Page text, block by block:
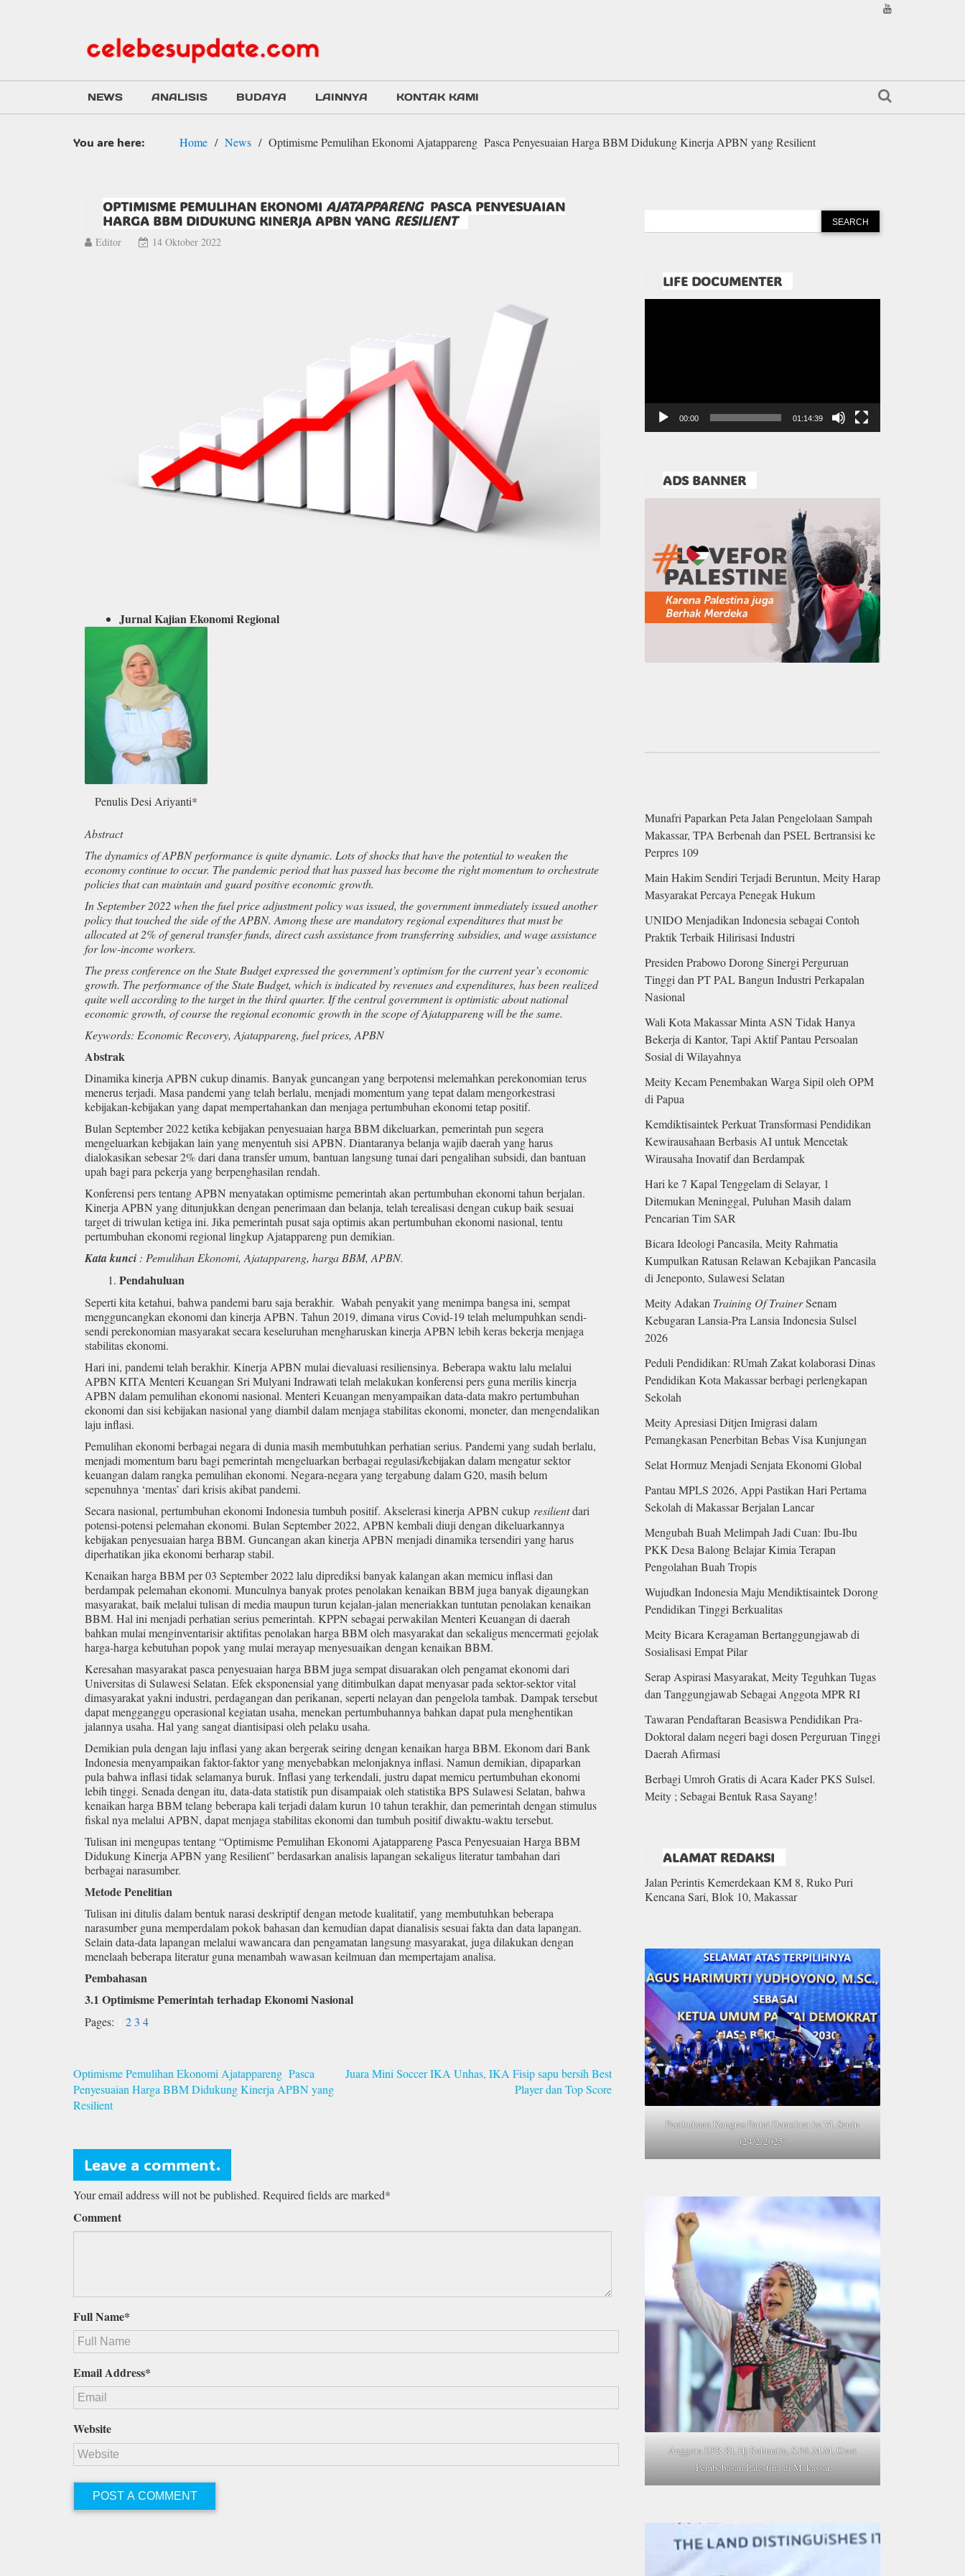
NEWS ANALISIS BUDAYA LAINNYA KONTAK KAMI
You are here: Home News Optimisme Pemulihan Ekonomi Ajatappareng Pasca Penyesuaian Harga BBM Didukung Kinerja APBN yang Resilient
OPTIMISME PEMULIHAN EKONOMI AJATAPPARENGPASCA PENYESUAIAN
HARGA BBM DIDUKUNG KINERJA APBN YANG RESILIENT
Editor 14 Oktober 2022
Jurnal Kajian Ekonomi Regional
Penulis Desi Ariyanti*
Abstract
The dynamics of APBN performance is quite dynamic. Lots of shocks that have the potential to weaken the
economy continue to occur. The pandemic period that has passed has become the right momentum to orchestrate
policies that can maintain and guard positive economic growth.
In September 2022 when the fuel price adjustment policy was issued, the government immediately issued another
policy that touched the side of the APBN. Among these are mandatory regional expenditures that must be
allocated at 2% of general transfer funds, direct cash assistance from transferring subsidies, and wage assistance
for low-income workers.
The press conference on the State Budget expressed the government’s optimism for the current year’s economic
growth. The performance of the State Budget, which is indicated by revenues and expenditures, has been realized
quite well according to the target in the third quarter. If the central government is optimistic about national
economic growth, of course the regional economic growth in the scope of Ajatappareng will be the same.
Keywords: Economic Recovery, Ajatappareng, fuel prices, APBN
Abstrak
Dinamika kinerja APBN cukup dinamis. Banyak guncangan yang berpotensi melemahkan perekonomian terus
menerus terjadi. Masa pandemi yang telah berlalu, menjadi momentum yang tepat dalam mengorkestrasi
kebijakan-kebijakan yang dapat mempertahankan dan menjaga pertumbuhan ekonomi tetap positif.
Bulan September 2022 ketika kebijakan penyesuaian harga BBM dikeluarkan, pemerintah pun segera
mengeluarkan kebijakan lain yang menyentuh sisi APBN. Diantaranya belanja wajib daerah yang harus
dialokasikan sebesar 2% dari dana transfer umum, bantuan langsung tunai dari pengalihan subsidi, dan bantuan
upah bagi para pekerja yang berpenghasilan rendah.
Konferensi pers tentang APBN menyatakan optimisme pemerintah akan pertumbuhan ekonomi tahun berjalan.
Kinerja APBN yang ditunjukkan dengan penerimaan dan belanja, telah terealisasi dengan cukup baik sesuai
target di triwulan ketiga ini. Jika pemerintah pusat saja optimis akan pertumbuhan ekonomi nasional, tentu
pertumbuhan ekonomi regional lingkup Ajatappareng pun demikian.
Kata kunci : Pemulihan Ekonomi, Ajatappareng, harga BBM, APBN.
Pendahuluan
Seperti kita ketahui, bahwa pandemi baru saja berakhir. Wabah penyakit yang menimpa bangsa ini, sempat
mengguncangkan ekonomi dan kinerja APBN. Tahun 2019, dimana virus Covid-19 telah melumpuhkan sendi-
sendi perekonomian masyarakat secara keseluruhan mengharuskan kinerja APBN lebih keras bekerja menjaga
stabilitas ekonomi.
Hari ini, pandemi telah berakhir. Kinerja APBN mulai dievaluasi resiliensinya. Beberapa waktu lalu melalui
APBN KITA Menteri Keuangan Sri Mulyani Indrawati telah melakukan konferensi pers guna merilis kinerja
APBN dalam pemulihan ekonomi nasional. Menteri Keuangan menyampaikan data-data makro pertumbuhan
ekonomi dan sisi kebijakan nasional yang diambil dalam menjaga stabilitas ekonomi, moneter, dan mengendalikan
laju inflasi.
Pemulihan ekonomi berbagai negara di dunia masih membutuhkan perhatian serius. Pandemi yang sudah berlalu,
menjadi momentum baru bagi pemerintah mengeluarkan berbagai regulasi/kebijakan dalam mengatur sektor
keuangan dalam rangka pemulihan ekonomi. Negara-negara yang tergabung dalam G20, masih belum
sepenuhnya ‘mentas’ dari krisis akibat pandemi.
Secara nasional, pertumbuhan ekonomi Indonesia tumbuh positif. Akselerasi kinerja APBN cukup resilientdari
potensi-potensi pelemahan ekonomi. Bulan September 2022, APBN kembali diuji dengan dikeluarkannya
kebijakan penyesuaian harga BBM. Guncangan akan kinerja APBN menjadi dinamika tersendiri yang harus
diperhatikan jika ekonomi berharap stabil.
Kenaikan harga BBM per 03 September 2022 lalu diprediksi banyak kalangan akan memicu inflasi dan
berdampak pelemahan ekonomi. Munculnya banyak protes penolakan kenaikan BBM juga banyak digaungkan
masyarakat, baik melalui tulisan di media maupun turun kejalan-jalan meneriakkan tuntutan penolakan kenaikan
BBM. Hal ini menjadi perhatian serius pemerintah. KPPN sebagai perwakilan Menteri Keuangan di daerah
bahkan mulai menginventarisir aktifitas penolakan harga BBM oleh masyarakat dan sekaligus mencermati gejolak
harga-harga kebutuhan popok yang mulai merayap menyesuaikan dengan kenaikan BBM.
Keresahan masyarakat pasca penyesuaian harga BBM juga sempat disuarakan oleh pengamat ekonomi dari
Universitas di Sulawesi Selatan. Efek eksponensial yang ditimbulkan dapat menyasar pada sektor-sektor vital
dimasyarakat yakni industri, perdagangan dan perikanan, seperti nelayan dan pengelola tambak. Dampak tersebut
dapat mengganggu operasional kegiatan usaha, menekan pertumbuhannya bahkan dapat pula menghentikan
jalannya usaha. Hal yang sangat diantisipasi oleh pelaku usaha.
Demikian pula dengan laju inflasi yang akan bergerak seiring dengan kenaikan harga BBM. Ekonom dari Bank
Indonesia menyampaikan faktor-faktor yang menyebabkan melonjaknya inflasi. Namun demikian, dipaparkan
pula bahwa inflasi tidak selamanya buruk. Inflasi yang terkendali, justru dapat memicu pertumbuhan ekonomi
lebih tinggi. Senada dengan itu, data-data statistik pun disampaiak oleh statistika BPS Sulawesi Selatan, bahwa
kenaikan harga BBM telang beberapa kali terjadi dalam kurun 10 tahun terakhir, dan pemerintah dengan stimulus
fiskal nya melalui APBN, dapat menjaga stabilitas ekonomi dan tumbuh positif diwaktu-waktu tersebut.
Tulisan ini mengupas tentang “Optimisme Pemulihan Ekonomi Ajatappareng Pasca Penyesuaian Harga BBM
Didukung Kinerja APBN yang Resilient” berdasarkan analisis lapangan sekaligus literatur tambahan dari
berbagai narasumber.
Metode Penelitian
Tulisan ini ditulis dalam bentuk narasi deskriptif dengan metode kualitatif, yang membutuhkan beberapa
narasumber guna memperdalam pokok bahasan dan kemudian dapat dianalisis sesuai fakta dan data lapangan.
Selain data-data lapangan melalui wawancara dan pengamatan langsung masyarakat, juga dilakukan dengan
menelaah beberapa literatur guna menambah wawasan keilmuan dan mempertajam analisa.
Pembahasan
3.1 Optimisme Pemerintah terhadap Ekonomi Nasional
Pages: 23 4
Navigasi
pos
Optimisme Pemulihan Ekonomi Ajatappareng Pasca
Penyesuaian Harga BBM Didukung Kinerja APBN yang
Resilient
Juara Mini Soccer IKA Unhas, IKA Fisip sapu bersih Best
Player dan Top Score
Leave a comment.
Your email address will not be published. Required fields are marked*
Comment
Full Name*
Email Address*
Website
LIFE DOCUMENTER
00:00 01:14:39
ADS BANNER
Munafri Paparkan Peta Jalan Pengelolaan Sampah
Makassar, TPA Berbenah dan PSEL Bertransisi ke
Perpres 109
Main Hakim Sendiri Terjadi Beruntun, Meity Harap
Masyarakat Percaya Penegak Hukum
UNIDO Menjadikan Indonesia sebagai Contoh
Praktik Terbaik Hilirisasi Industri
Presiden Prabowo Dorong Sinergi Perguruan
Tinggi dan PT PAL Bangun Industri Perkapalan
Nasional
Wali Kota Makassar Minta ASN Tidak Hanya
Bekerja di Kantor, Tapi Aktif Pantau Persoalan
Sosial di Wilayahnya
Meity Kecam Penembakan Warga Sipil oleh OPM
di Papua
Kemdiktisaintek Perkuat Transformasi Pendidikan
Kewirausahaan Berbasis AI untuk Mencetak
Wirausaha Inovatif dan Berdampak
Hari ke 7 Kapal Tenggelam di Selayar, 1
Ditemukan Meninggal, Puluhan Masih dalam
Pencarian Tim SAR
Bicara Ideologi Pancasila, Meity Rahmatia
Kumpulkan Ratusan Relawan Kebajikan Pancasila
di Jeneponto, Sulawesi Selatan
Meity Adakan Training Of TrainerSenam
Kebugaran Lansia-Pra Lansia Indonesia Sulsel
2026
Peduli Pendidikan: RUmah Zakat kolaborasi Dinas
Pendidikan Kota Makassar berbagi perlengkapan
Sekolah
Meity Apresiasi Ditjen Imigrasi dalam
Pemangkasan Penerbitan Bebas Visa Kunjungan
Selat Hormuz Menjadi Senjata Ekonomi Global
Pantau MPLS 2026, Appi Pastikan Hari Pertama
Sekolah di Makassar Berjalan Lancar
Mengubah Buah Melimpah Jadi Cuan: Ibu-Ibu
PKK Desa Balong Belajar Kimia Terapan
Pengolahan Buah Tropis
Wujudkan Indonesia Maju Mendiktisaintek Dorong
Pendidikan Tinggi Berkualitas
Meity Bicara Keragaman Bertanggungjawab di
Sosialisasi Empat Pilar
Serap Aspirasi Masyarakat, Meity Teguhkan Tugas
dan Tanggungjawab Sebagai Anggota MPR RI
Tawaran Pendaftaran Beasiswa Pendidikan Pra-
Doktoral dalam negeri bagi dosen Perguruan Tinggi
Daerah Afirmasi
Berbagi Umroh Gratis di Acara Kader PKS Sulsel.
Meity ; Sebagai Bentuk Rasa Sayang!
ALAMAT REDAKSI
Jalan Perintis Kemerdekaan KM 8, Ruko Puri
Kencana Sari, Blok 10, Makassar
Pembukaan Kongres Partai Demokrat ke VI, Senin
(24/2/2025)
Anggota DPR RI, Hj Rahmatia, S.Pd.,M.M, Orasi
Pembebasan Palestina di Makassar